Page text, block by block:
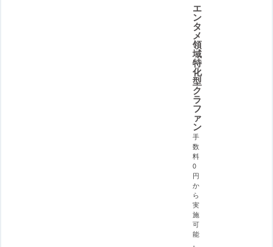
エ
ン
タ
メ
領
域
特
化
型
ク
ラ
フ
ァ
ン
手
数
料
0
円
か
ら
実
施
可
能